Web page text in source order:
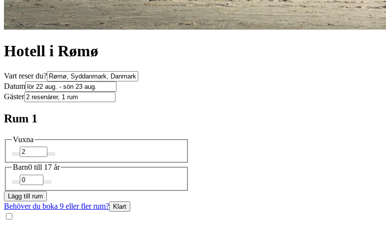
Hotell i Rømø
Vart reser du?
Datum
Gäster
Rum 1
Vuxna
Barn0 till 17 år
Lägg till rum
Behöver du boka 9 eller fler rum? Klart